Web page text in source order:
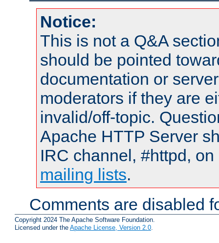
Notice:
This is not a Q&A
should be pointed
documentation or
moderators if they are
invalid/off-topic.
Apache HTTP Server
IRC channel, #httpd,
mailing lists.
Comments are disabled
Copyright 2024 The Apache Software Foundation.
Licensed under the Apache License, Version 2.0.